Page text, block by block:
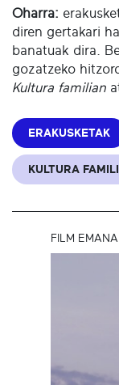
Oharra:
diren gertakari
banatuak dira.
gozatzeko
Kultura familian
ERAKUSKETAK
KULTURA
FILM